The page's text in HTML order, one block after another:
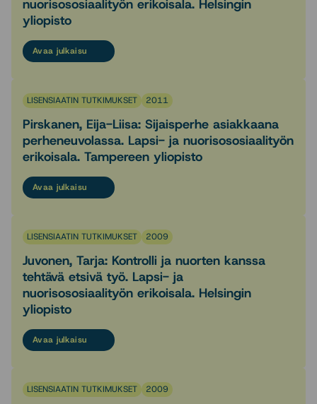
nuorisososiaalityön erikoisala. Helsingin
yliopisto
Avaa julkaisu
LISENSIAATIN TUTKIMUKSET 2011
Pirskanen, Eija-Liisa: Sijaisperhe asiakkaana
perheneuvolassa. Lapsi- ja nuorisososiaalityön
erikoisala. Tampereen yliopisto
Avaa julkaisu
LISENSIAATIN TUTKIMUKSET 2009
Juvonen, Tarja: Kontrolli ja nuorten kanssa
tehtävä etsivä työ. Lapsi- ja
nuorisososiaalityön erikoisala. Helsingin
yliopisto
Avaa julkaisu
LISENSIAATIN TUTKIMUKSET 2009